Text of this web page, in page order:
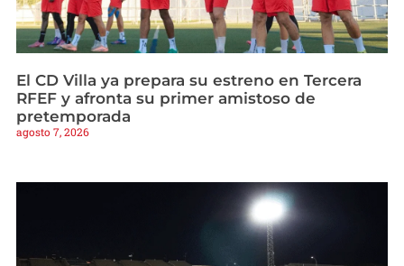
El CD Villa ya prepara su estreno en Tercera
RFEF y afronta su primer amistoso de
pretemporada
agosto 7, 2026